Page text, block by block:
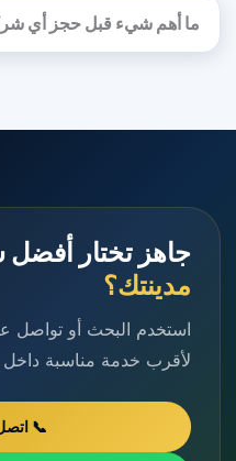
ما أهم شيء قبل حجز أي
جاهز تختار
مدينتك؟
استخدم البحث أو تواصل
لأقرب خدمة مناسبة
📞